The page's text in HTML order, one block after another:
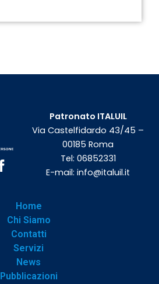
Patronato ITALUIL
Via Castelfidardo 43/45 –
00185 Roma
Tel: 06852331
E-mail: info@italuil.it
Home
Chi Siamo
Contatti
Servizi
News
Pubblicazioni